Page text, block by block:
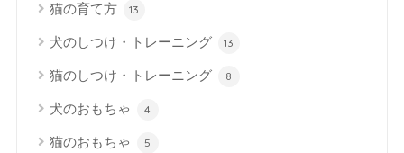
猫の育て方 13
犬のしつけ・トレーニング 13
猫のしつけ・トレーニング 8
犬のおもちゃ 4
猫のおもちゃ 5